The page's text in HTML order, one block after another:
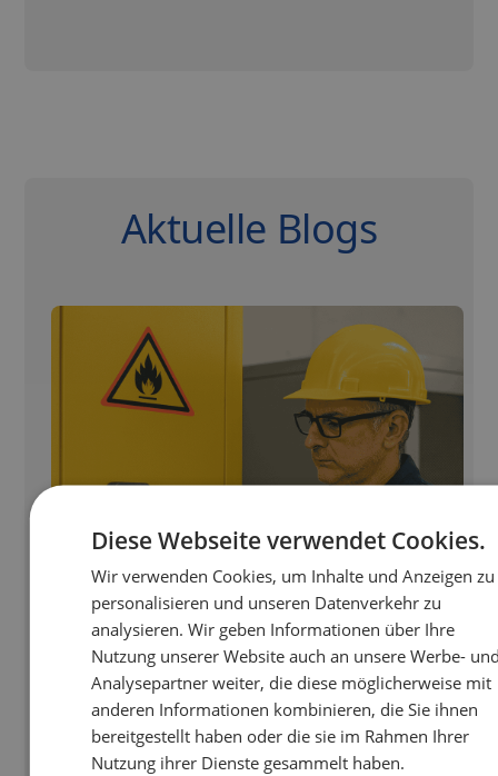
Aktuelle Blogs
Neuigkeiten von ArSiK
Diese Webseite verwendet Cookies.
Wir verwenden Cookies, um Inhalte und Anzeigen zu
personalisieren und unseren Datenverkehr zu
analysieren. Wir geben Informationen über Ihre
Nutzung unserer Website auch an unsere Werbe-
Analysepartner weiter, die diese möglicherweise mit
anderen Informationen kombinieren, die Sie ihnen
bereitgestellt haben oder die sie im Rahmen Ihrer
Nutzung ihrer Dienste gesammelt haben.